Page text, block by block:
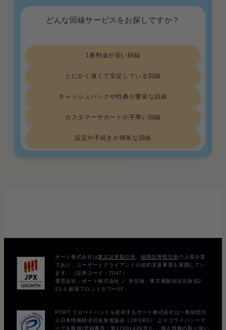
どんな回線サービスをお探しですか？
1番料金が安い回線
とにかく速くて安定している回線
キャッシュバックや特典が豊富な回線
カスタマーサポートが手厚い回線
設定や手続きが簡単な回線